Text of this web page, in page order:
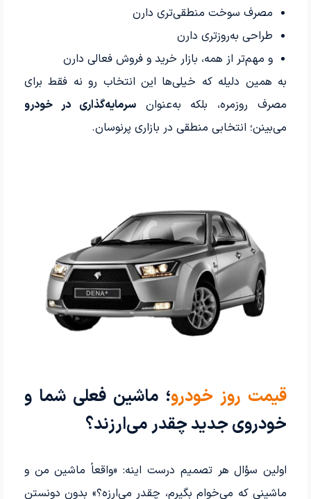
مصرف سوخت منطقی‌تری دارن
طراحی به‌روزتری دارن
و مهم‌تر از همه، بازار خرید و فروش فعالی دارن
به همین دلیله که خیلی‌ها این انتخاب رو نه فقط برای
مصرف روزمره، بلکه به‌عنوانسرمایه‌گذاری در خودرو
می‌بینن؛ انتخابی منطقی در بازاری پرنوسان.
قیمت روز خودرو؛ ماشین فعلی شما و
خودروی جدید چقدر می‌ارزند؟
اولین سؤال هر تصمیم درست اینه: «واقعاً ماشین من و
ماشینی که می‌خوام بگیرم، چقدر می‌ارزه؟» بدون دونستن